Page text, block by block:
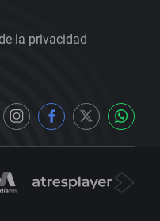
la privacidad